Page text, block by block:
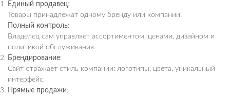
Единый продавец:
Товары принадлежат одному бренду или компании.
Полный контроль:
Владелец сам управляет ассортиментом, ценами, дизайном и
политикой обслуживания.
Брендирование:
Сайт отражает стиль компании: логотипы, цвета, уникальный
интерфейс.
Прямые продажи: